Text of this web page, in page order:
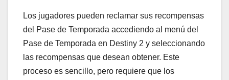
Los jugadores pueden reclamar sus recompensas
del Pase de Temporada accediendo al menú del
Pase de Temporada en Destiny 2 y seleccionando
las recompensas que desean obtener. Este
proceso es sencillo, pero requiere que los